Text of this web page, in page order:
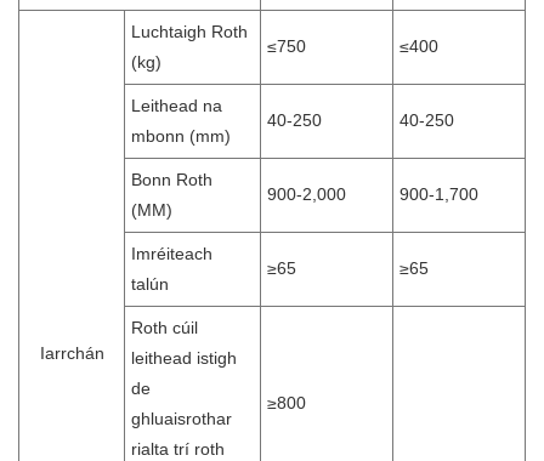
Iarrchán
Luchtaigh Roth
(kg)
≤750 ≤400
Leithead na
mbonn (mm)
40-250 40-250
Bonn Roth
(MM)
900-2,000 900-1,700
Imréiteach
talún
≥65 ≥65
Roth cúil
leithead istigh
de
ghluaisrothar
rialta trí roth
≥800